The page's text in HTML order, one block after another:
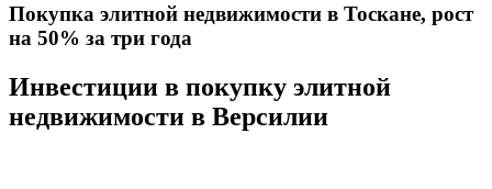
Покупка элитной недвижимости в Тоскане, рост
на 50% за три года
Инвестиции в покупку элитной
недвижимости в Версилии